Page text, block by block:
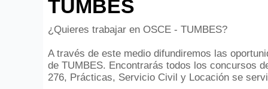
TUMBES
¿Quieres trabajar en OSCE - TUMBES?
A través de este medio difundiremos las
de TUMBES. Encontrarás todos los concursos
276, Prácticas, Servicio Civil y Locación se